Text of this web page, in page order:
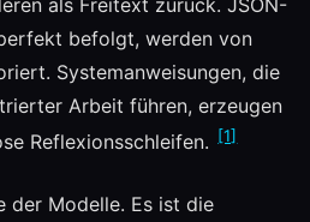
befolgt, werden von
Systemanweisungen, die
Arbeit führen, erzeugen
Reflexionsschleifen.
[1]
der Modelle. Es ist die